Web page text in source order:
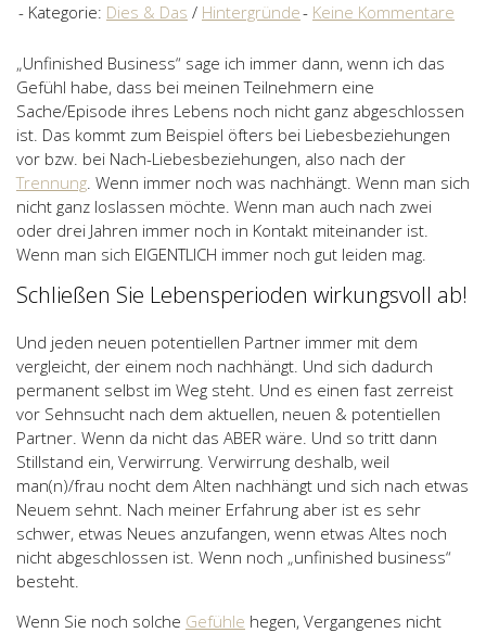
Kategorie: Dies & Das / Hintergründe Keine Kommentare
„Unfinished Business“ sage ich immer dann, wenn ich das
Gefühl habe, dass bei meinen Teilnehmern eine
Sache/Episode ihres Lebens noch nicht ganz abgeschlossen
ist. Das kommt zum Beispiel öfters bei Liebesbeziehungen
vor bzw. bei Nach-Liebesbeziehungen, also nach der
Trennung. Wenn immer noch was nachhängt. Wenn man sich
nicht ganz loslassen möchte. Wenn man auch nach zwei
oder drei Jahren immer noch in Kontakt miteinander ist.
Wenn man sich EIGENTLICH immer noch gut leiden mag.
Schließen Sie Lebensperioden wirkungsvoll ab!
Und jeden neuen potentiellen Partner immer mit dem
vergleicht, der einem noch nachhängt. Und sich dadurch
permanent selbst im Weg steht. Und es einen fast zerreist
vor Sehnsucht nach dem aktuellen, neuen & potentiellen
Partner. Wenn da nicht das ABER wäre. Und so tritt dann
Stillstand ein, Verwirrung. Verwirrung deshalb, weil
man(n)/frau nocht dem Alten nachhängt und sich nach etwas
Neuem sehnt. Nach meiner Erfahrung aber ist es sehr
schwer, etwas Neues anzufangen, wenn etwas Altes noch
nicht abgeschlossen ist. Wenn noch „unfinished business“
besteht.
Wenn Sie noch solche Gefühle hegen, Vergangenes nicht